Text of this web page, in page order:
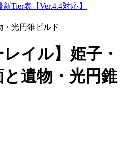
Tier表【Ver.4.4対応】
光円錐ビルド
レイル】姫子・
遺物・光円錐